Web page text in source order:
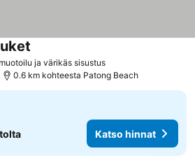
ja värikäs sisustus
0.6 km kohteesta Patong Beach
Katso hinnat